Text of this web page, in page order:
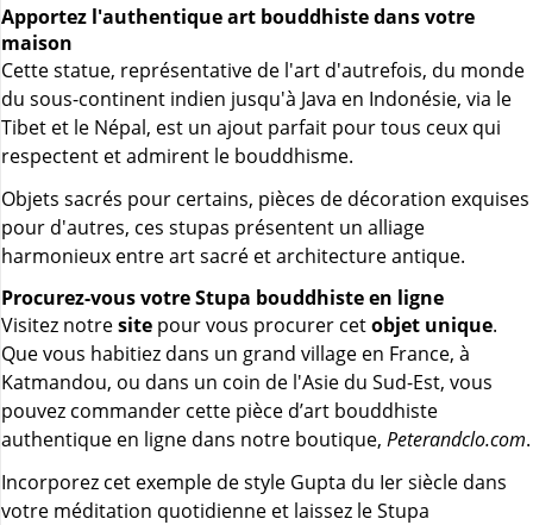
Apportez l'authentique art bouddhiste dans votre
maison
Cette statue, représentative de l'art d'autrefois, du monde
du sous-continent indien jusqu'à Java en Indonésie, via le
Tibet et le Népal, est un ajout parfait pour tous ceux qui
respectent et admirent le bouddhisme.
Objets sacrés pour certains, pièces de décoration exquises
pour d'autres, ces stupas présentent un alliage
harmonieux entre art sacré et architecture antique.
Procurez-vous votre Stupa bouddhiste en ligne
Visitez notresite pour vous procurer cetobjet unique.
Que vous habitiez dans un grand village en France, à
Katmandou, ou dans un coin de l'Asie du Sud-Est, vous
pouvez commander cette pièce d’art bouddhiste
authentique en ligne dans notre boutique, Peterandclo.com.
Incorporez cet exemple de style Gupta du Ier siècle dans
votre méditation quotidienne et laissez le Stupa